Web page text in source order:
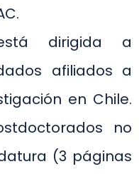
dirigida a
afiliados a
en Chile.
no
(3 páginas